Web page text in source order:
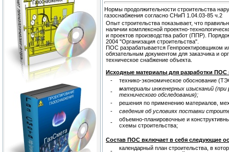
Нормы продолжительности строительства
газоснабжения согласно СНиП 1.04.03-85 ч.2
Опыт строительства показывает, что
наличии комплексной проектно-
и проектов производства работ (ППР).
2004 "Организация строительства".
ПОС разрабатывается Генпроектировщиком
обязательным документом для заказчика и
техническое снабжение объекта.
Исходные материалы для разработки ПОС
-
технико-экономическое обоснование
-
материалы инженерных изысканий (при
технического обследования);
-
решения по применению материалов,
-
сведения об условиях поставки
-
объемно-планировочные и
схемы строительства;
Состав ПОС включает в себя следующие
календарный план строительства, в